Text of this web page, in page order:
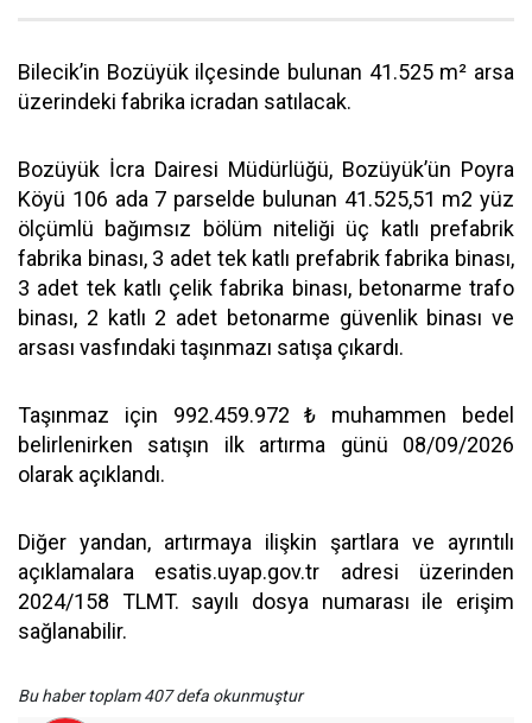
Bilecik’in Bozüyük ilçesinde bulunan 41.525 m² arsa
üzerindeki fabrika icradan satılacak.
Bozüyük İcra Dairesi Müdürlüğü, Bozüyük’ün Poyra
Köyü 106 ada 7 parselde bulunan 41.525,51 m2 yüz
ölçümlü bağımsız bölüm niteliği üç katlı prefabrik
fabrika binası, 3 adet tek katlı prefabrik fabrika binası,
3 adet tek katlı çelik fabrika binası, betonarme trafo
binası, 2 katlı 2 adet betonarme güvenlik binası ve
arsası vasfındaki taşınmazı satışa çıkardı.
Taşınmaz için 992.459.972 ₺ muhammen bedel
belirlenirken satışın ilk artırma günü 08/09/2026
olarak açıklandı.
Diğer yandan, artırmaya ilişkin şartlara ve ayrıntılı
açıklamalara esatis.uyap.gov.tr adresi üzerinden
2024/158 TLMT. sayılı dosya numarası ile erişim
sağlanabilir.
Bu haber toplam 407 defa okunmuştur